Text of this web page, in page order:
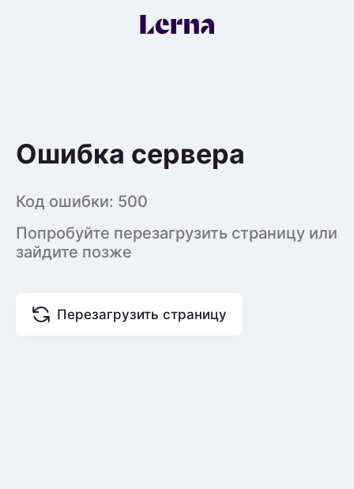
Ошибка сервера
Код ошибки: 500
Попробуйте перезагрузить страницу или
зайдите позже
Перезагрузить страницу